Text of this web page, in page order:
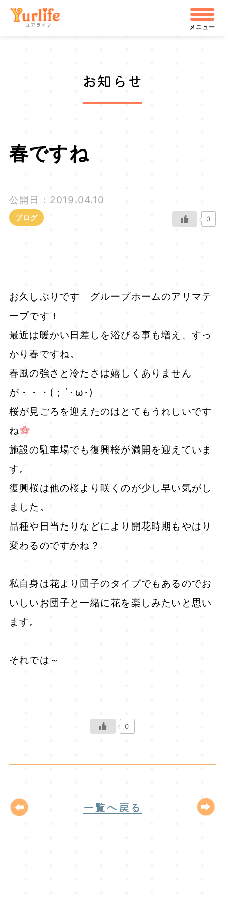
ぶ
メニュー
お知らせ
春ですね
公開日：2019.04.10
ブログ 0
お久しぶりです グループホームのアリマテ
ープです！
最近は暖かい日差しを浴びる事も増え、すっ
かり春ですね。
春風の強さと冷たさは嬉しくありません
が・・・(；´･ω･)
桜が見ごろを迎えたのはとてもうれしいです
ね
施設の駐車場でも復興桜が満開を迎えていま
す。
復興桜は他の桜より咲くのが少し早い気がし
ました。
品種や日当たりなどにより開花時期もやはり
変わるのですかね？
私自身は花より団子のタイプでもあるのでお
いしいお団子と一緒に花を楽しみたいと思い
ます。
それでは～
0
一覧へ戻る